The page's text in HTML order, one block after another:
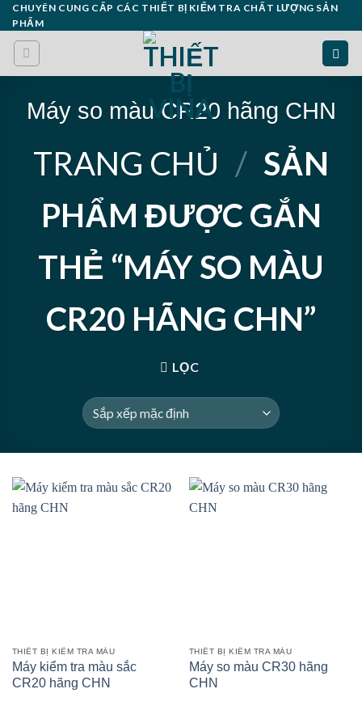
Skip
to
content
CHUYÊN CUNG CẤP CÁC THIẾT BỊ KIỂM TRA CHẤT LƯỢNG SẢN
PHẨM
Máy so màu CR20 hãng CHN
TRANG CHỦ / SẢN
PHẨM ĐƯỢC GẮN
THẺ “MÁY SO MÀU
CR20 HÃNG CHN”
LỌC
THIẾT BỊ KIỂM TRA MÀU
Máy kiểm tra màu sắc
CR20 hãng CHN
THIẾT BỊ KIỂM TRA MÀU
Máy so màu CR30 hãng
CHN